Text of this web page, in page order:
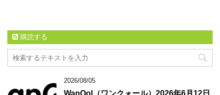
購読する
2026/08/05